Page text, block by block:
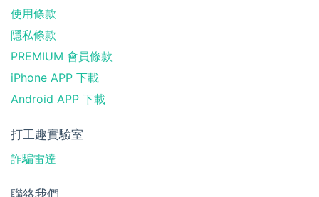
使用條款
隱私條款
PREMIUM 會員條款
iPhone APP 下載
Android APP 下載
打工趣實驗室
詐騙雷達
聯絡我們